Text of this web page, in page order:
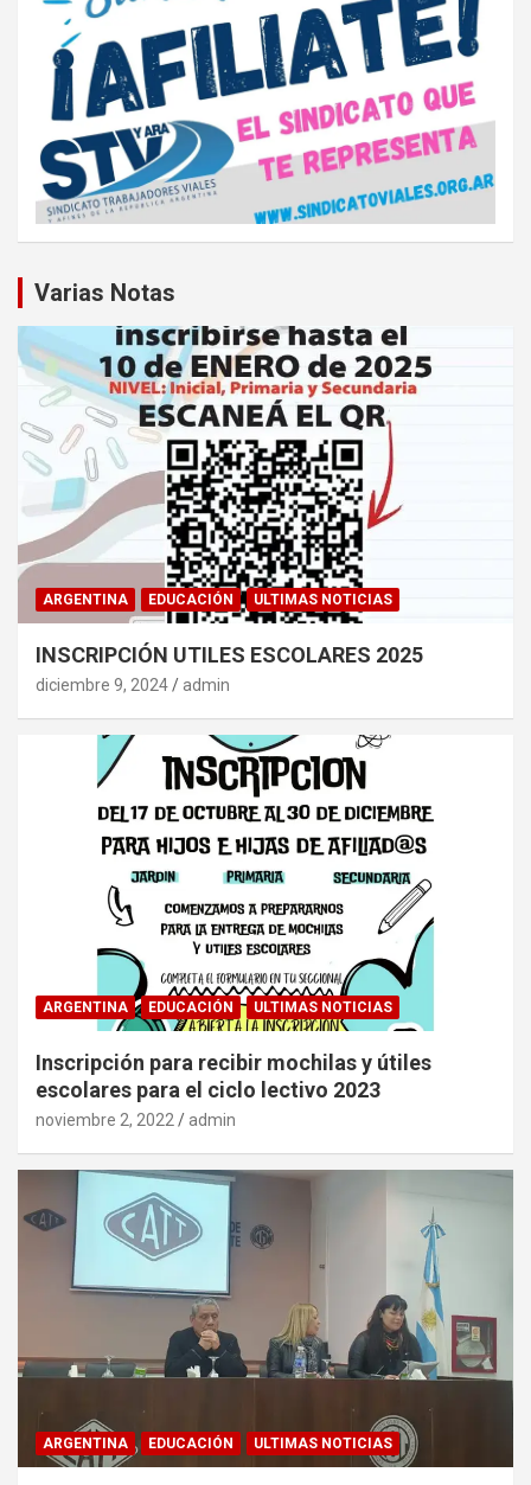
Varias Notas
ARGENTINA EDUCACIÓN ULTIMAS NOTICIAS
INSCRIPCIÓN UTILES ESCOLARES 2025
diciembre 9, 2024 admin
ARGENTINA EDUCACIÓN ULTIMAS NOTICIAS
Inscripción para recibir mochilas y útiles
escolares para el ciclo lectivo 2023
noviembre 2, 2022 admin
ARGENTINA EDUCACIÓN ULTIMAS NOTICIAS